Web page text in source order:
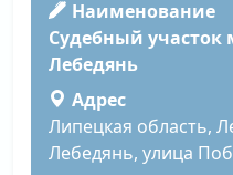
Наименование
Судебный участок
Лебедянь
Адрес
Липецкая область,
Лебедянь, улица